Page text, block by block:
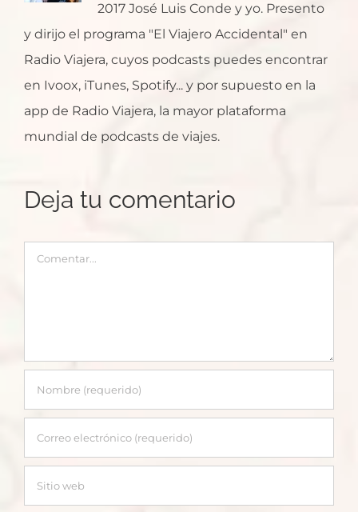
2017 José Luis Conde y yo. Presento
y dirijo el programa "El Viajero Accidental" en
Radio Viajera, cuyos podcasts puedes encontrar
en Ivoox, iTunes, Spotify... y por supuesto en la
app de Radio Viajera, la mayor plataforma
mundial de podcasts de viajes.
Deja tu comentario
Comentar